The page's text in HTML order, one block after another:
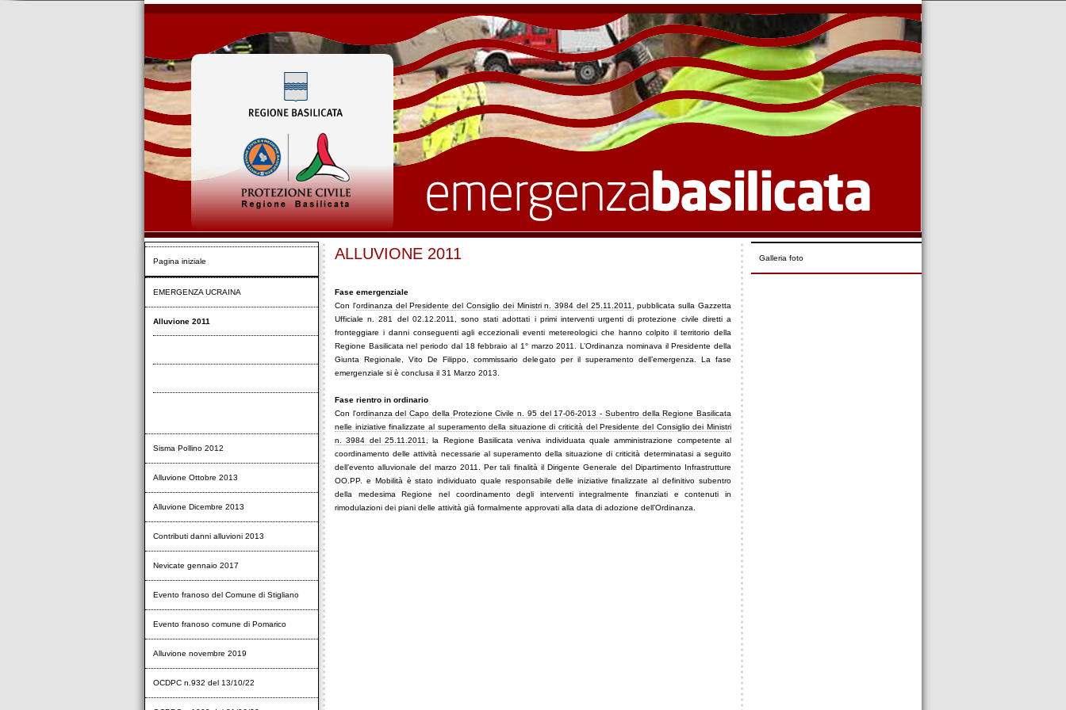
Pagina iniziale
EMERGENZA UCRAINA
Alluvione 2011
Sisma Pollino 2012
Alluvione Ottobre 2013
Alluvione Dicembre 2013
Contributi danni alluvioni 2013
Nevicate gennaio 2017
Evento franoso del Comune di Stigliano
Evento franoso comune di Pomarico
Alluvione novembre 2019
OCDPC n.932 del 13/10/22
ALLUVIONE 2011
Fase emergenziale
Con l'ordinanza del Presidente del Consiglio dei Ministri n. 3984 del 25.11.2011
, pubblicata sulla Gazzetta
Ufficiale n. 281 del 02.12.2011, sono stati adottati i primi interventi urgenti di protezione civile diretti a
fronteggiare i danni conseguenti agli eccezionali eventi metereologici che hanno colpito il territorio della
Regione Basilicata nel periodo dal 18 febbraio al 1° marzo 2011. L’Ordinanza nominava il Presidente della
Giunta Regionale, Vito De Filippo, commissario delegato per il superamento dell’emergenza. La fase
emergenziale si è conclusa il 31 Marzo 2013.
Fase rientro in ordinario
Con l'ordinanza del Capo della Protezione Civile n. 95 del 17-06-2013 - Subentro della Regione Basilicata
nelle iniziative finalizzate al superamento della situazione di criticità del Presidente del Consiglio dei Ministri
n. 3984 del 25.11.2011
, la Regione Basilicata veniva individuata quale amministrazione competente al
coordinamento delle attività necessarie al superamento della situazione di criticità determinatasi a seguito
dell’evento alluvionale del marzo 2011. Per tali finalità il Dirigente Generale del Dipartimento Infrastrutture
OO.PP. e Mobilità è stato individuato quale responsabile delle iniziative finalizzate al definitivo subentro
della medesima Regione nel coordinamento degli interventi integralmente finanziati e contenuti in
rimodulazioni dei piani delle attività già formalmente approvati alla data di adozione dell’Ordinanza.
Galleria foto